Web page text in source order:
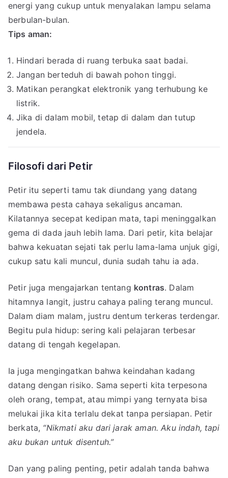
energi yang cukup untuk menyalakan lampu selama
berbulan-bulan.
Tips aman:
Hindari berada di ruang terbuka saat badai.
Jangan berteduh di bawah pohon tinggi.
Matikan perangkat elektronik yang terhubung ke
listrik.
Jika di dalam mobil, tetap di dalam dan tutup
jendela.
Filosofi dari Petir
Petir itu seperti tamu tak diundang yang datang
membawa pesta cahaya sekaligus ancaman.
Kilatannya secepat kedipan mata, tapi meninggalkan
gema di dada jauh lebih lama. Dari petir, kita belajar
bahwa kekuatan sejati tak perlu lama-lama unjuk gigi,
cukup satu kali muncul, dunia sudah tahu ia ada.
Petir juga mengajarkan tentang kontras. Dalam
hitamnya langit, justru cahaya paling terang muncul.
Dalam diam malam, justru dentum terkeras terdengar.
Begitu pula hidup: sering kali pelajaran terbesar
datang di tengah kegelapan.
Ia juga mengingatkan bahwa keindahan kadang
datang dengan risiko. Sama seperti kita terpesona
oleh orang, tempat, atau mimpi yang ternyata bisa
melukai jika kita terlalu dekat tanpa persiapan. Petir
berkata, “Nikmati aku dari jarak aman. Aku indah, tapi
aku bukan untuk disentuh.”
Dan yang paling penting, petir adalah tanda bahwa